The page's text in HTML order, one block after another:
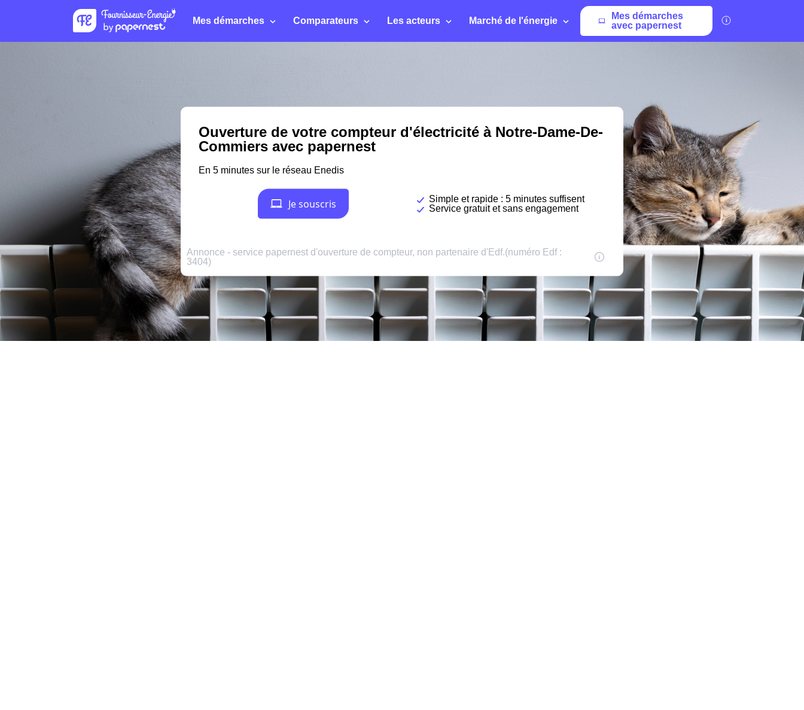
Mes démarches Comparateurs Les acteurs Marché de l'énergie
Mes démarches
avec papernest